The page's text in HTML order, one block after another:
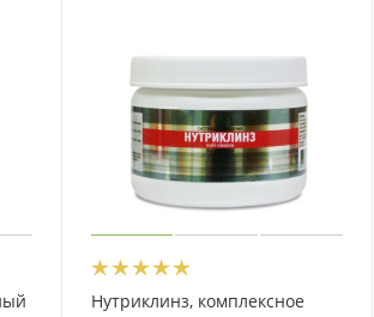
Нутриклинз, комплексное